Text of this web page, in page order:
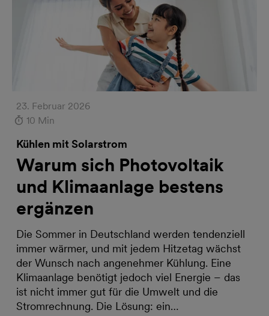
23. Februar 2026
10 Min
Kühlen mit Solarstrom
Warum sich Photovoltaik
und Klimaanlage bestens
ergänzen
Die Sommer in Deutschland werden tendenziell
immer wärmer, und mit jedem Hitzetag wächst
der Wunsch nach angenehmer Kühlung. Eine
Klimaanlage benötigt jedoch viel Energie – das
ist nicht immer gut für die Umwelt und die
Stromrechnung. Die Lösung: ein…